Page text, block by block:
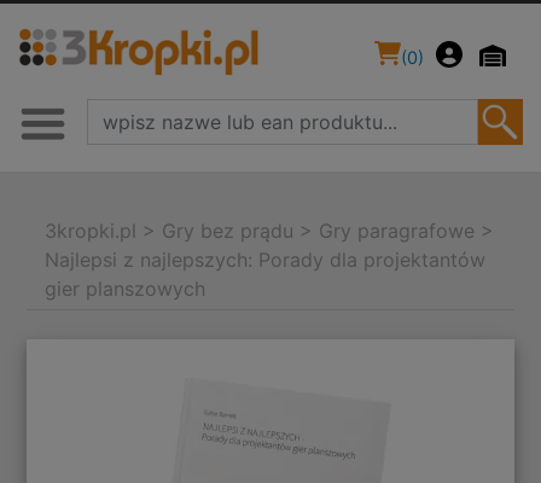
(0)
3kropki.pl > Gry bez prądu > Gry paragrafowe >
Najlepsi z najlepszych: Porady dla projektantów
gier planszowych